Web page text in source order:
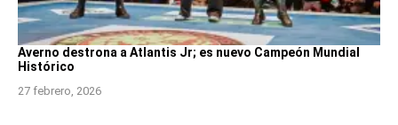
Averno destrona a Atlantis Jr; es nuevo Campeón Mundial
Histórico
27 febrero, 2026